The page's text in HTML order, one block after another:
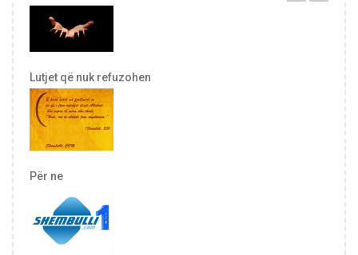
Lutjet që nuk refuzohen
Për ne